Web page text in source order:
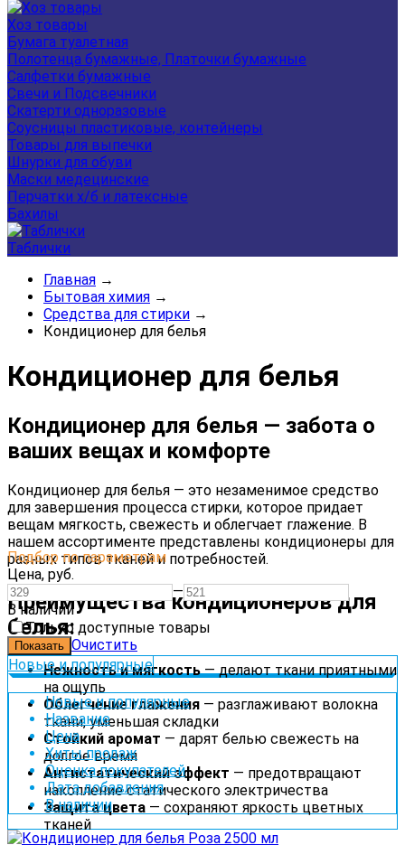
Хоз товары
Бумага туалетная
Полотенца бумажные, Платочки бумажные
Салфетки бумажные
Свечи и Подсвечники
Скатерти одноразовые
Соусницы пластиковые, контейнеры
Товары для выпечки
Шнурки для обуви
Маски медецинские
Перчатки х/б и латексные
Бахилы
Таблички
Главная →
Бытовая химия →
Средства для стирки →
Кондиционер для белья
Кондиционер для белья
Кондиционер для белья — забота о
ваших вещах и комфорте
Кондиционер для белья — это незаменимое средство
для завершения процесса стирки, которое придает
вещам мягкость, свежесть и облегчает глажение. В
нашем ассортименте представлены кондиционеры для
разных типов тканей и потребностей.
Преимущества кондиционеров для
белья:
Нежность и мягкость— делают ткани приятными
на ощупь
Облегчение глажения — разглаживают волокна
ткани, уменьшая складки
Стойкий аромат — дарят белью свежесть на
долгое время
Антистатический эффект — предотвращают
накопление статического электричества
Защита цвета — сохраняют яркость цветных
тканей
Подбор по параметрам
Цена, руб.
—
В наличии
Только доступные товары
Очистить
Новые и популярные
Новые и популярные
Название
Цена
Хиты продаж
Оценка покупателей
Дата добавления
В наличии